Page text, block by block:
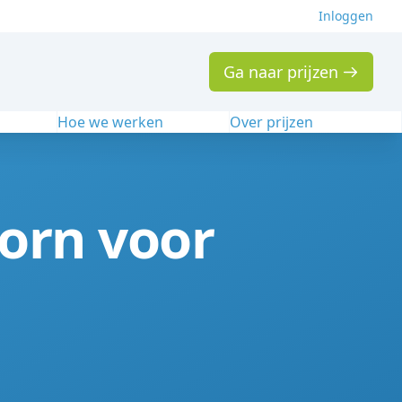
Inloggen
Ga naar prijzen
Hoe we werken Over prijzen
voor